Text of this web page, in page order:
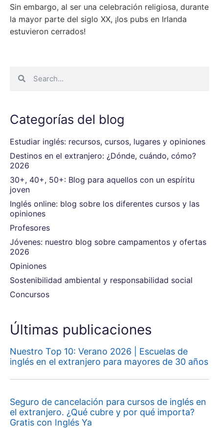
Sin embargo, al ser una celebración religiosa, durante
la mayor parte del siglo XX, ¡los pubs en Irlanda
estuvieron cerrados!
Categorías del blog
Estudiar inglés: recursos, cursos, lugares y opiniones
Destinos en el extranjero: ¿Dónde, cuándo, cómo?
2026
30+, 40+, 50+: Blog para aquellos con un espíritu
joven
Inglés online: blog sobre los diferentes cursos y las
opiniones
Profesores
Jóvenes: nuestro blog sobre campamentos y ofertas
2026
Opiniones
Sostenibilidad ambiental y responsabilidad social
Concursos
Últimas publicaciones
Nuestro Top 10: Verano 2026 | Escuelas de
inglés en el extranjero para mayores de 30 años
Seguro de cancelación para cursos de inglés en
el extranjero. ¿Qué cubre y por qué importa?
Gratis con Inglés Ya